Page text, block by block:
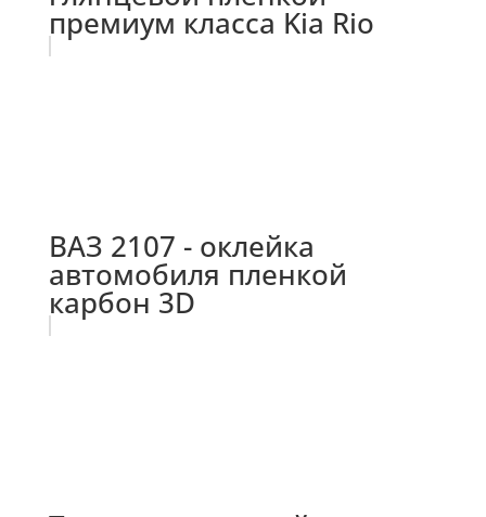
премиум класса Kia Rio
ВАЗ 2107 - оклейка
автомобиля пленкой
карбон 3D